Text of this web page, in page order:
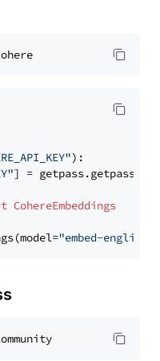
):
] = getpass.getpass(
CohereEmbeddings
"embed-